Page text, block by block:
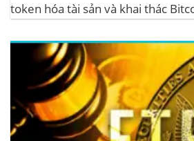
token hóa tài sản và khai thác
Hóa Mới tại Pakistan Chính phủ